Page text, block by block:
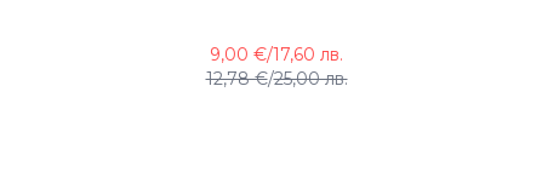
12,78 €/25,00 лв.
9,00 €/17,60 лв.